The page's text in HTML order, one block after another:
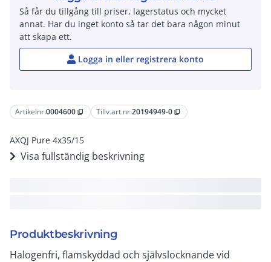
Artikelnr:0004600 content_copy Tillv.art.nr:20194949-0 content_copy
AXQJ Pure 4x35/15
Visa fullständig beskrivning
Produktbeskrivning
Halogenfri, flamskyddad och självslocknande vid
Så får du tillgång till priser, lagerstatus och mycket
annat. Har du inget konto så tar det bara någon minut
att skapa ett.
Logga in eller registrera konto